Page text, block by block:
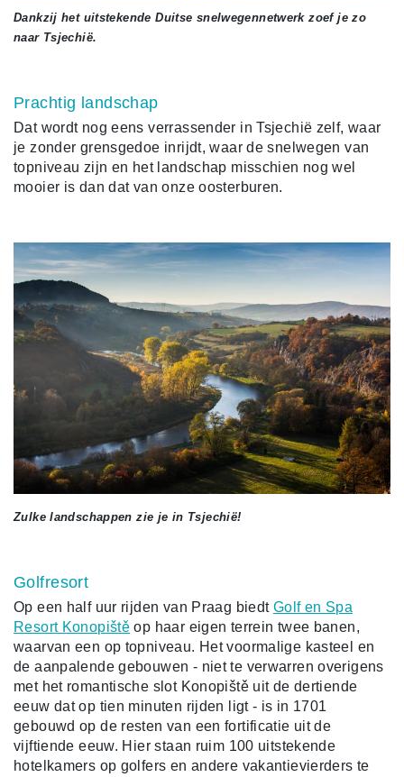
Dankzij het uitstekende Duitse snelwegennetwerk zoef je zo
naar Tsjechië.
Prachtig landschap
Dat wordt nog eens verrassender in Tsjechië zelf, waar
je zonder grensgedoe inrijdt, waar de snelwegen van
topniveau zijn en het landschap misschien nog wel
mooier is dan dat van onze oosterburen.
Zulke landschappen zie je in Tsjechië!
Golfresort
Op een half uur rijden van Praag biedt Golf en Spa
Resort Konopiště op haar eigen terrein twee banen,
waarvan een op topniveau. Het voormalige kasteel en
de aanpalende gebouwen - niet te verwarren overigens
met het romantische slot Konopiště uit de dertiende
eeuw dat op tien minuten rijden ligt - is in 1701
gebouwd op de resten van een fortificatie uit de
vijftiende eeuw. Hier staan ruim 100 uitstekende
hotelkamers op golfers en andere vakantievierders te